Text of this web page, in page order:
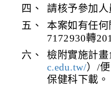
四、
請核予參加
五、
本案如有任
7172930轉
六、
檢附實施計
c.edu.tw/）/
保健科下載。